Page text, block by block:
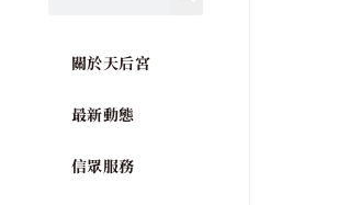
關於天后宮
最新動態
信眾服務